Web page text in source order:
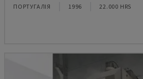
ПОРТУГАЛІЯ 1996 22.000 HRS